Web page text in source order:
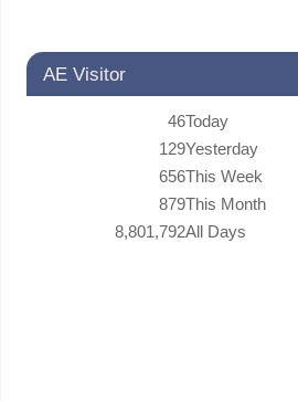
AE Visitor
Today
46
Yesterday
129
This Week
656
This Month
879
All Days
8,801,792